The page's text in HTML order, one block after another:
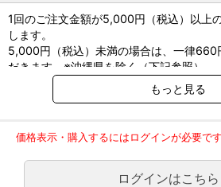
1回のご注文金額が5,000円（税込）以上
します。
5,000円（税込）未満の場合は、一律660
だきます。※沖縄県を除く（下記参照）
※2017年11月14日（火）より沖縄県への
回のご注文金額（税込）が、30,000円以
ご了承のほどよろしくお願い致します。
弊社都合でお届けが２回以上に分かれる
のみで新たな送料は発生しません。
大型商品送料が必要な商品をご注文の場
もっと見る
価格表示・購入するにはログインが必要です
ログインはこちら